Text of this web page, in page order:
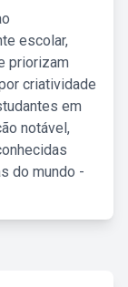
escolar,
priorizam
criatividade
em
notável,
do mundo -